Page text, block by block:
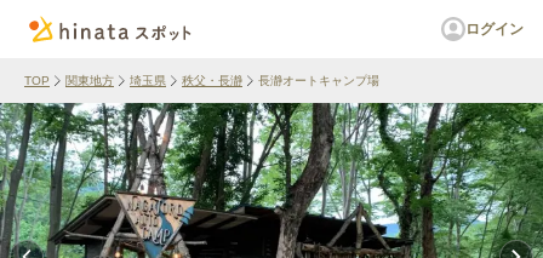
ログイン
TOP 関東地方 埼玉県 秩父・長瀞 長瀞オートキャンプ場